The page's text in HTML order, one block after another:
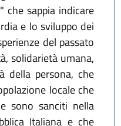
che sappia indicare
e lo sviluppo dei
del passato
solidarietà umana,
della persona, che
locale che
sono sanciti nella
Italiana e che